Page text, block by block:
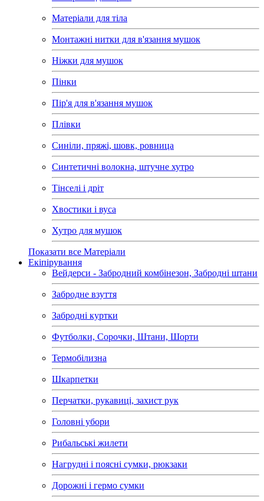
Матеріали для тіла
Монтажні нитки для в'язання мушок
Ніжки для мушок
Пінки
Пір'я для в'язання мушок
Плівки
Синіли, пряжі, шовк, ровница
Синтетичні волокна, штучне хутро
Тінселі і дріт
Хвостики і вуса
Хутро для мушок
Показати все Матеріали
Екіпірування
Вейдерси - Забродний комбінезон, Забродні штани
Забродне взуття
Забродні куртки
Футболки, Сорочки, Штани, Шорти
Термобілизна
Шкарпетки
Перчатки, рукавиці, захист рук
Головні убори
Рибальські жилети
Нагрудні і поясні сумки, рюкзаки
Дорожні і гермо сумки